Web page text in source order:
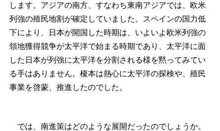
します。アジアの南方、すなわち東南アジアでは、欧米
列強の殖民地割が確定していました。スペインの国力低
下により、日本が開国した時期は、いよいよ欧米列強の
領地獲得競争が太平洋で始まる時期であり、太平洋に面
した日本が列強に太平洋を分割される様を黙ってみてい
る手はありません。榎本は熱心に太平洋の探検や、殖民
事業を啓蒙、推進したのでした。
では、南進策はどのような展開だったのでしょうか。